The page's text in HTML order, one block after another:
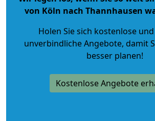
von Köln nach Thannhausen
Holen Sie sich kostenlose
unverbindliche Angebote, damit
besser planen!
Kostenlose Angebote